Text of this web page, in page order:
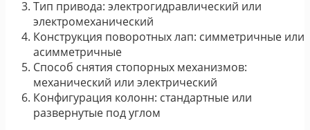
Тип привода: электрогидравлический или
электромеханический
Конструкция поворотных лап: симметричные или
асимметричные
Способ снятия стопорных механизмов:
механический или электрический
Конфигурация колонн: стандартные или
развернутые под углом